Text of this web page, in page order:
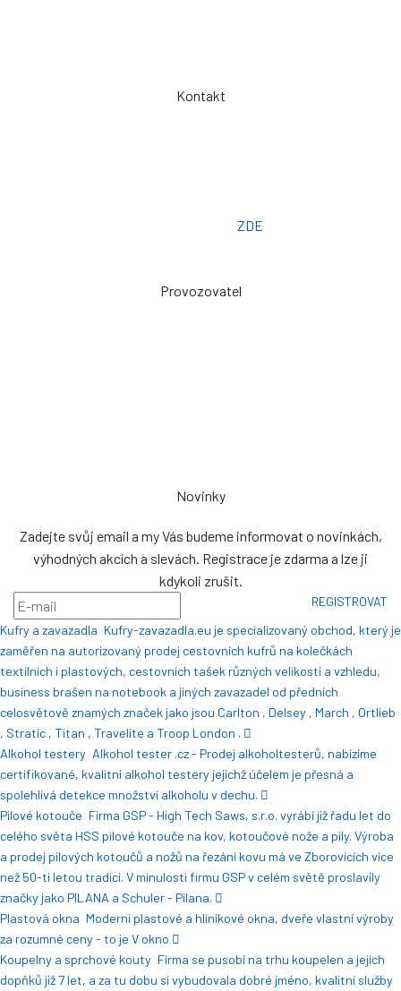
Kontakt
ZDE
Provozovatel
Novinky
Zadejte svůj email a my Vás budeme informovat o novinkách,
výhodných akcích a slevách. Registrace je zdarma a lze ji
kdykoli zrušit.
REGISTROVAT
Kufry a zavazadla Kufry-zavazadla.eu je specializovaný obchod, který je
zaměřen na autorizovaný prodej cestovních kufrů na kolečkách
textilních i plastových, cestovních tašek různých velikostí a vzhledu,
business brašen na notebook a jiných zavazadel od předních
celosvětově znamých značek jako jsou Carlton , Delsey , March , Ortlieb
, Stratic , Titan , Travelite a Troop London .
Alkohol testery Alkohol tester .cz - Prodej alkoholtesterů, nabízíme
certifikované, kvalitní alkohol testery jejichž účelem je přesná a
spolehlivá detekce množství alkoholu v dechu.
Pilové kotouče Firma GSP - High Tech Saws, s.r.o. vyrábí již řadu let do
celého světa HSS pilové kotouče na kov, kotoučové nože a pily. Výroba
a prodej pilových kotoučů a nožů na řezání kovu má ve Zborovicích více
než 50-ti letou tradici. V minulosti firmu GSP v celém světě proslavily
značky jako PILANA a Schuler - Pilana.
Plastová okna Moderní plastové a hliníkové okna, dveře vlastní výroby
za rozumné ceny - to je V okno
Koupelny a sprchové kouty Firma se pusobí na trhu koupelen a jejich
dopňků již 7 let, a za tu dobu si vybudovala dobré jméno, kvalitní služby